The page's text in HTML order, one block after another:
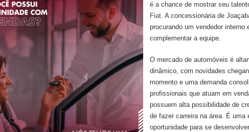
é a chance de mostrar seu
Fiat. A concessionária de
procurando um vendedor interno
complementar a equipe.
O mercado de automóveis é
dinâmico, com novidades
momento e uma demanda
profissionais que atuam em
possuem alta possibilidade de
de fazer carreira na área. É uma
oportunidade para se